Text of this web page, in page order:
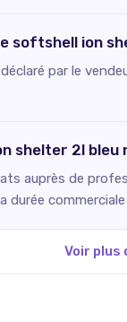
softshell ion
par le
shelter 2l
auprès de
durée
Voir plus